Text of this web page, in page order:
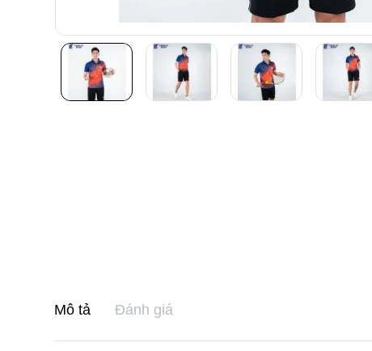
Mô tả Đánh giá